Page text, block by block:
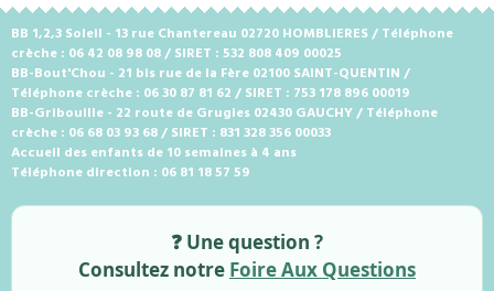
BB 1,2,3 Soleil - 13 rue Chantereau 02720 HOMBLIERES / Téléphone
crèche : 06 42 08 98 08 / SIRET : 532 808 409 00025
BB-Bout'Chou - 21 bis rue de la Fère 02100 SAINT-QUENTIN /
Téléphone crèche : 06 30 87 81 62 / SIRET : 753 178 896 00019
BB-Gribouille - 22 route de Grugies 02430 GAUCHY / Téléphone
crèche : 06 68 03 93 68 / SIRET : 831 328 356 00033
Accueil des enfants de 10 semaines à 4 ans
Téléphone direction : 06 81 18 57 59
❓ Une question ?
Consultez notre Foire Aux Questions